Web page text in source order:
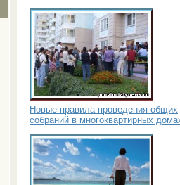
Новые правила проведения общих
собраний в многоквартирных